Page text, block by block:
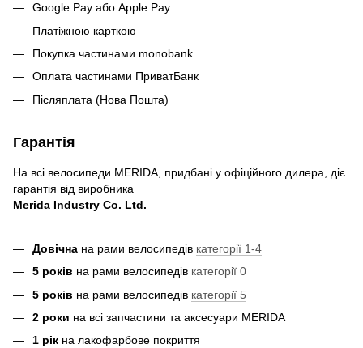
Google Pay або Apple Pay
Платіжною карткою
Покупка частинами monobank
Оплата частинами ПриватБанк
Післяплата (Нова Пошта)
Гарантія
На всі велосипеди MERIDA, придбані у офіційного дилера, діє
гарантія від виробника
Merida Industry Co. Ltd.
Довічна на рами велосипедів категорії 1-4
5 років на рами велосипедів категорії 0
5 років на рами велосипедів категорії 5
2 роки на всі запчастини та аксесуари MERIDA
1 рік на лакофарбове покриття